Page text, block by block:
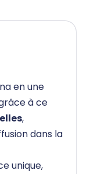
en une
à ce
,
dans la
unique,